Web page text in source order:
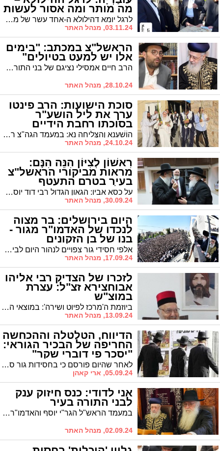
מה מותר ומה אסור לעשות
בקברי צדיקים? לרגל יומא דהילולא ה-אחד עשר של מרן רבינו הגדול עובדיה יוסף זצוק"ל, "איחוד רבני הקהילות הספרדי בעיר" מביאים את המנהג בענין מעלת ההשתטחות בקברי צדיקים והסדר הראוי ע"פ "קו ההלכה הספרדי"
03.11.24, מנהל האתר
הראשל"צ במכתב: "בימים
אלו יש למעט בטיולים"
הרב חיים אמסילי נציגם של בני התורה חבר מועצת העיר פרסם הערב את מכתבו של הראשון לציון הגר"י יוסף שיש למעט בימים אלו בטיולים וערבי הפוגה
28.10.24, מנהל האתר
סוכת הישועות: הרב פינטו
ערך את ליל הושע"ר
בסוכתו רחבת הידיים
הוֹשַׁעְנָא וְהַצְּלִיחָה נָא: במעמד הגה"צ רבי חיים פינטו רבה של אשדוד וקרית מלאכי ערכו את לימוד ליל הושענא בסוכתו הגדולה בקרית מלאכי
24.10.24, מנהל האתר
רִאשׁוֹן לְצִיּוֹן הִנֵּה הִנָּם:
מראות מביקורי הראשל"צ
בעיר בטרם התעטף
בגלימה על כסא אביו: הגאון הגדול רבי דוד יוסף בנו של מרן הגר"ע יוסף נבחר ברוב של 72 קולות לתפקיד הראשון לציון והרב הראשי לישראל | ניצני ההצלחה לתפקיד הראשון לציון החלו בעירנו אשדוד כבר למעלה משנה | גלריה מרהיבה
30.09.24, מנהל האתר
היום בירושלים: בר מצוה
לנכדו של האדמו"ר מגור -
בנו של בן הזקונים
אלפי חסידי גור צפויים לנהור היום לבית המדרש הגדול של חסידות גור בירושלים, שם תיערך שמחת הבר מצווה לנכדו של האמו"ר - בנו של בן זקוניו הרב דוד אלתר
17.09.24, מנהל האתר
לזכרו של הצדיק רבי אליהו
אבוחצירא זצ"ל: עצרת
במוצ"ש
ביוזמת ה'מרכז לפיוט ושירה': במוצאי השבת הקרובה עצרת חיזוק עם הרה"צ רבי דוד אבוחצירא ואמירת סליחות עם החזן הדגול ר' יעקב אבוחצירא בבית כנסת "משכנות שמואל"
13.09.24, מנהל האתר
הדיווח, הטלטלה וההכחשה
החריפה של הבכיר הגוראי:
"יסכר פי דוברי שקר"
לאחר שהיום פורסם כי בחסידות גור סגרו הסכם מול צה"ל במסגרתו יגוייסו 250 אברכים למשטרה ואילו כלל האברכים יפטרו מחובת גיוס, מבהיר יו"ר ועדת החינוך של גור ותושב העיר, הרב אברהם בנמין זילברברג, כי לדברים אין שחר: "לא היו דברים מעולם ויסכר פי דוברי שקר"
05.09.24, ארי קאהן
אני לדודי: כנס חיזוק ענק
לבני התורה בעיר
במעמד הראש"ל הגר"י יוסף והאדמו"ר הגרד"ח פינטו: כנס חיזוק אדיר לבני התורה לבני התורה לקראת זמן אלול הקרב
02.09.24, מנהל האתר